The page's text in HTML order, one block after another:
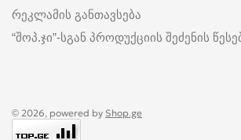
რეკლამის განთავსება
“შოპ.ჯი”-სგან პროდუქციის შეძენის
© 2026, powered by Shop.ge